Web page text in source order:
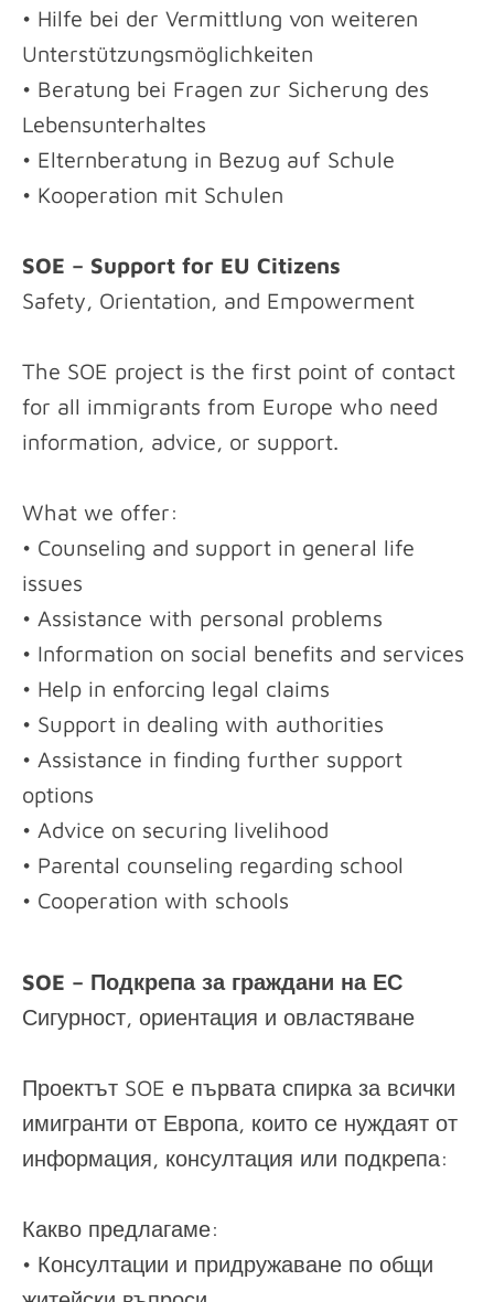
• Hilfe bei der Vermittlung von weiteren
Unterstützungsmöglichkeiten
• Beratung bei Fragen zur Sicherung des
Lebensunterhaltes
• Elternberatung in Bezug auf Schule
• Kooperation mit Schulen
SOE – Support for EU Citizens
Safety, Orientation, and Empowerment
The SOE project is the first point of contact
for all immigrants from Europe who need
information, advice, or support.
What we offer:
• Counseling and support in general life
issues
• Assistance with personal problems
• Information on social benefits and services
• Help in enforcing legal claims
• Support in dealing with authorities
• Assistance in finding further support
options
• Advice on securing livelihood
• Parental counseling regarding school
• Cooperation with schools
SOE – Подкрепа за граждани на ЕС
Сигурност, ориентация и овластяване
Проектът SOE е първата спирка за всички
имигранти от Европа, които се нуждаят от
информация, консултация или подкрепа:
Какво предлагаме:
• Консултации и придружаване по общи